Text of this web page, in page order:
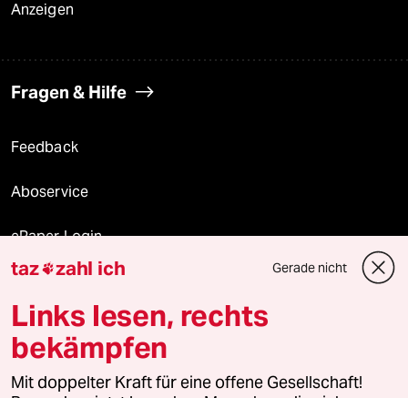
Anzeigen
Fragen & Hilfe
Feedback
Aboservice
ePaper Login
Downloads für Abonnierende
© 2026 taz Verlags und Vertriebs GmbH
Alle Rechte vorbehalten. Bei rechtlichen Fragen oder für Genehmigungen
wenden Sie sich bitte an
lizenzen@taz.de
taz zahl ich Gerade nicht
Links lesen, rechts
bekämpfen
Mit doppelter Kraft für eine offene Gesellschaft!